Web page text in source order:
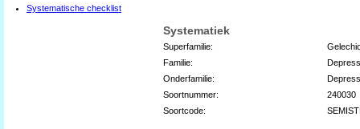
Systematische checklist
Systematiek
Superfamilie:
Familie:
Onderfamilie:
Soortnummer:
240030
Soortcode: